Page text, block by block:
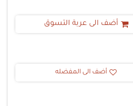
أضف الى عربة التسوق
أضف الى المفضله